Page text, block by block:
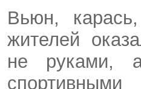
Вьюн,
жителей
не руками,